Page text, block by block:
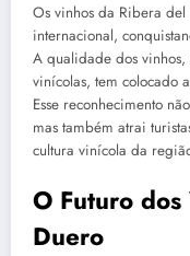
Os vinhos da Ribera
internacional,
A qualidade dos
vinícolas, tem colocado
Esse reconhecimento
mas também atrai
cultura vinícola da
O Futuro
Duero